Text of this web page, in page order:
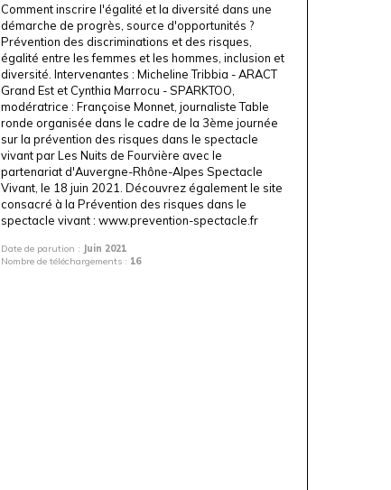
Comment inscrire l'égalité et la diversité dans une
démarche de progrès, source d'opportunités ?
Prévention des discriminations et des risques,
égalité entre les femmes et les hommes, inclusion et
diversité. Intervenantes : Micheline Tribbia -ARACT
Grand Estet Cynthia Marrocu -SPARKTOO
modératrice : Françoise Monnet, journaliste Table
ronde organisée dans le cadre de la 3ème journée
sur la prévention des risques dans le spectacle
vivant parLes Nuits de Fourvière avec le
partenariat d'Auvergne-Rhône-Alpes Spectacle
Vivant, le 18 juin 2021. Découvrez également le site
consacré à la Prévention des risques dans le
spectacle vivant : www.prevention-spectacle.fr
Date de parution : Juin 2021
Nombre de téléchargements : 16